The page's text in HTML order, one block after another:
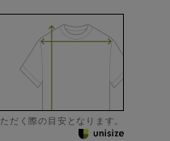
だく際の目安となります。